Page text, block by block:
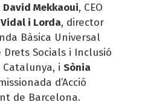
David Mekkaoui, CEO
i Lorda, director
Bàsica Universal
Socials i Inclusió
i Sònia
d’Acció
de Barcelona.